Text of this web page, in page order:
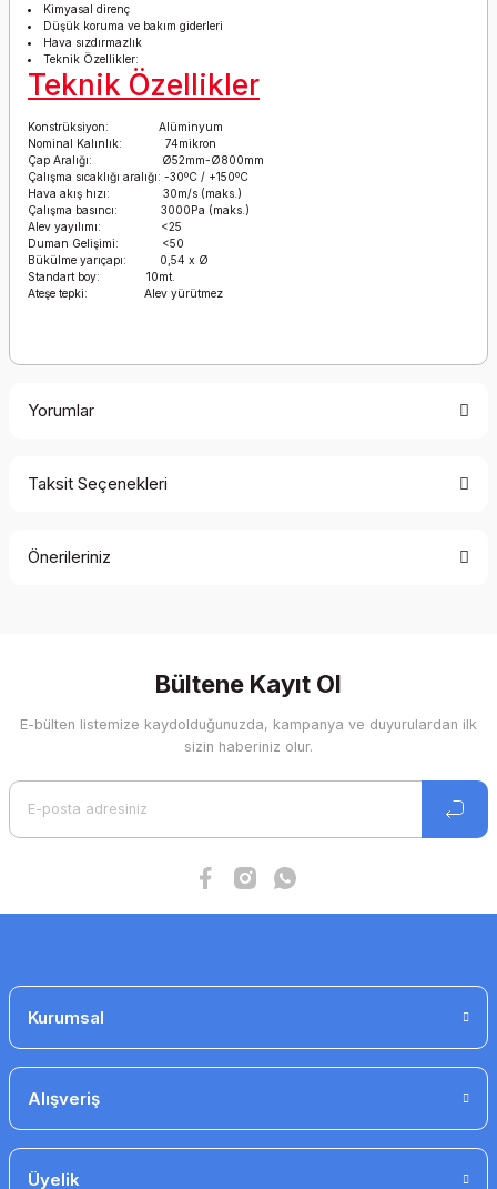
Kimyasal direnç
Düşük koruma ve bakım giderleri
Hava sızdırmazlık
Teknik Özellikler:
Teknik Özellikler
Konstrüksiyon: Alüminyum
Nominal Kalınlık: 74mikron
Çap Aralığı: Ø52mm-Ø800mm
Çalışma sıcaklığı aralığı: -30ºC / +150ºC
Hava akış hızı: 30m/s (maks.)
Çalışma basıncı: 3000Pa (maks.)
Alev yayılımı: <25
Duman Gelişimi: <50
Bükülme yarıçapı: 0,54 x Ø
Standart boy: 10mt.
Ateşe tepki: Alev yürütmez
Yorumlar
Taksit Seçenekleri
Önerileriniz
Görüş ve önerileriniz için teşekkür ederiz.
Ürün resmi kalitesiz, bozuk veya görüntülenemiyor.
Bültene Kayıt Ol
E-bülten listemize kaydolduğunuzda, kampanya ve duyurulardan ilk
sizin haberiniz olur.
Kurumsal
Alışveriş
Üyelik